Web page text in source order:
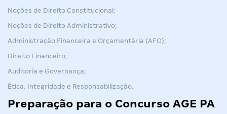
Noções de Direito Constitucional;
Noções de Direito Administrativo;
Administração Financeira e Orçamentária (AFO);
Direito Financeiro;
Auditoria e Governança;
Ética, Integridade e Responsabilização.
Preparação para o Concurso AGE PA